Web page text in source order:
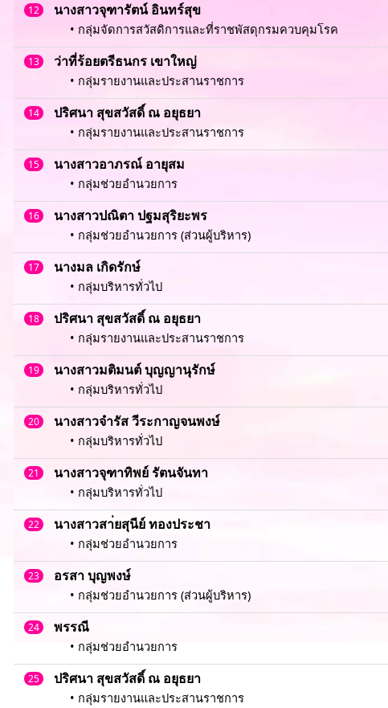
12 นางสาวจุฑารัตน์ อินทร์สุข
• กลุ่มจัดการสวัสดิการและที่ราชพัสดุกรมควบคุมโรค
13 ว่าที่ร้อยตรีธนกร เขาใหญ่
• กลุ่มรายงานและประสานราชการ
14 ปริศนา สุขสวัสดิ์ ณ อยุธยา
• กลุ่มรายงานและประสานราชการ
15 นางสาวอาภรณ์ อายุสม
• กลุ่มช่วยอำนวยการ
16 นางสาวปณิตา ปฐมสุริยะพร
• กลุ่มช่วยอำนวยการ (ส่วนผู้บริหาร)
17 นางมล เกิดรักษ์
• กลุ่มบริหารทั่วไป
18 ปริศนา สุขสวัสดิ์ ณ อยุธยา
• กลุ่มรายงานและประสานราชการ
19 นางสาวมติมนต์ บุญญานุรักษ์
• กลุ่มบริหารทั่วไป
20 นางสาวจำรัส วีระกาญจนพงษ์
• กลุ่มบริหารทั่วไป
21 นางสาวจุฑาทิพย์ รัตนจันทา
• กลุ่มบริหารทั่วไป
22 นางสาวสา่ยสุนีย์ ทองประชา
• กลุ่มช่วยอำนวยการ
23 อรสา บุญพงษ์
• กลุ่มช่วยอำนวยการ (ส่วนผู้บริหาร)
24 พรรณี
• กลุ่มช่วยอำนวยการ
25 ปริศนา สุขสวัสดิ์ ณ อยุธยา
• กลุ่มรายงานและประสานราชการ